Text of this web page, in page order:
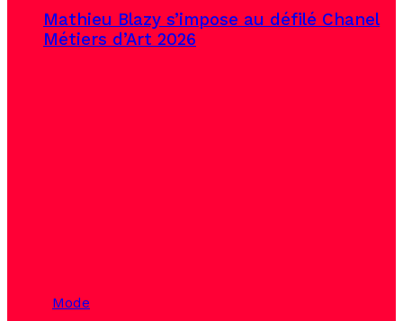
Mathieu Blazy s’impose au défilé Chanel
Métiers d’Art 2026
Mode